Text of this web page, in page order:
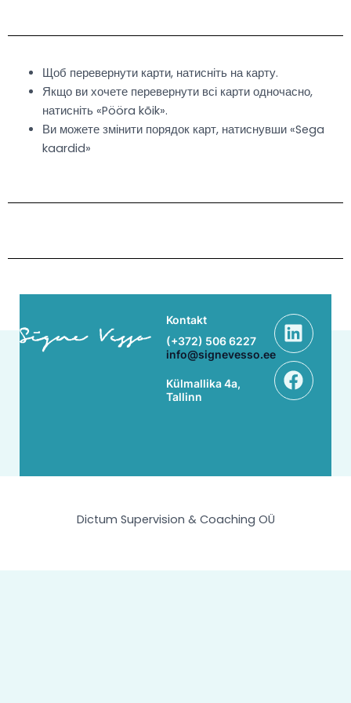
Щоб перевернути карти, натисніть на карту.
Якщо ви хочете перевернути всі карти одночасно,
натисніть «Pööra kõik».
Ви можете змінити порядок карт, натиснувши «Sega
kaardid»
Kontakt
(+372) 506 6227
info@signevesso.ee
Külmallika 4a,
Tallinn
Dictum Supervision & Coaching OÜ